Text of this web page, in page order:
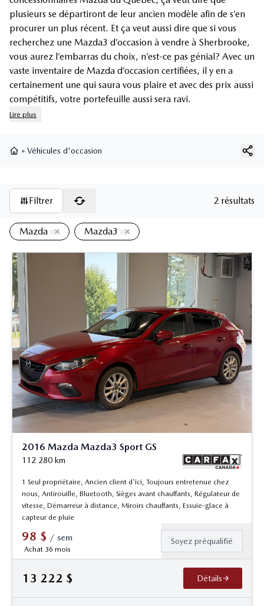
plusieurs se départiront de leur ancien modèle afin de s’en
procurer un plus récent. Et ça veut aussi dire que si vous
recherchez une Mazda3 d’occasion à vendre à Sherbrooke,
vous aurez l’embarras du choix, n’est-ce pas génial? Avec un
vaste inventaire de Mazda d’occasion certifiées, il y en a
certainement une qui saura vous plaire et avec des prix aussi
compétitifs, votre portefeuille aussi sera ravi.
Lire plus
» Véhicules d'occasion
Filtrer 2 résultats
Mazda Mazda3
2016 Mazda Mazda3 Sport GS
112 280 km
1 Seul propriétaire, Ancien client d'ici, Toujours entretenue chez
nous, Antirouille, Bluetooth, Sièges avant chauffants, Régulateur de
vitesse, Démarreur à distance, Miroirs chauffants, Essuie-glace à
capteur de pluie
98 $ / sem
Achat 36 mois
Soyez préqualifié
13 222 $ Détails